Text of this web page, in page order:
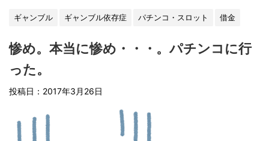
ギャンブル ギャンブル依存症 パチンコ・スロット 借金
惨め。本当に惨め・・・。パチンコに行
った。
投稿日：2017年3月26日